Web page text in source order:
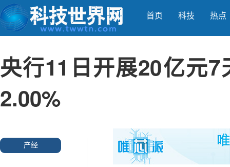
首页 科技 热点
央行11日开展20亿元
2.00%
产经